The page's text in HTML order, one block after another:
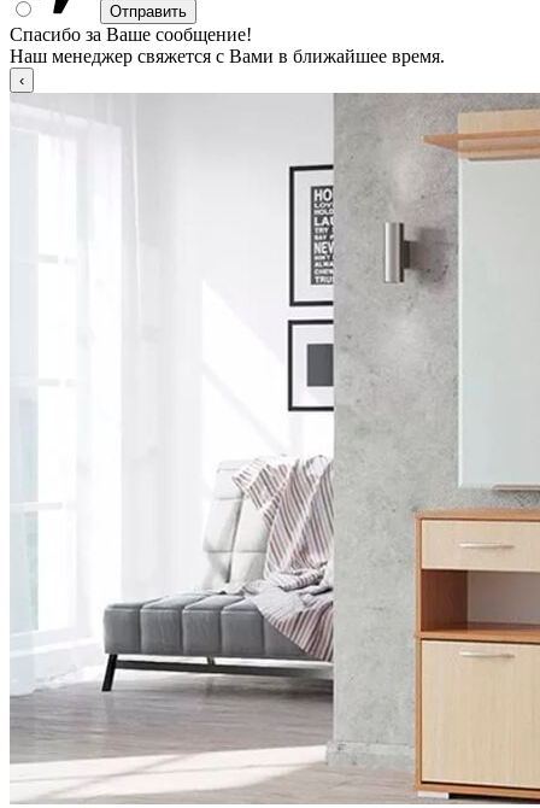
Спасибо за Ваше сообщение!
Наш менеджер свяжется с Вами в ближайшее время.